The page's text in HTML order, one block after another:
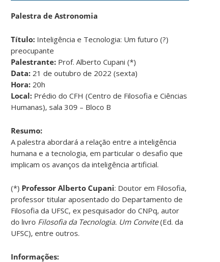
Palestra de Astronomia
Título: Inteligência e Tecnologia: Um futuro (?)
preocupante
Palestrante: Prof. Alberto Cupani (*)
Data: 21 de outubro de 2022 (sexta)
Hora: 20h
Local: Prédio do CFH (Centro de Filosofia e Ciências
Humanas), sala 309 – Bloco B
Resumo:
A palestra abordará a relação entre a inteligência
humana e a tecnologia, em particular o desafio que
implicam os avanços da inteligência artificial.
(*) Professor Alberto Cupani: Doutor em Filosofia,
professor titular aposentado do Departamento de
Filosofia da UFSC, ex pesquisador do CNPq, autor
do livro Filosofia da Tecnologia. Um Convite(Ed. da
UFSC), entre outros.
Informações: